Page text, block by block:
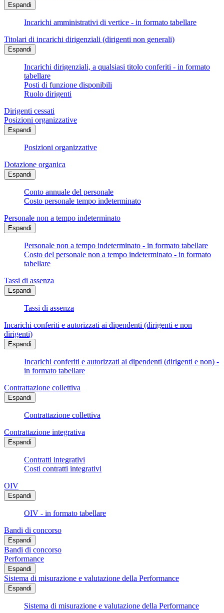
Espandi
Incarichi amministrativi di vertice - in formato tabellare
Titolari di incarichi dirigenziali (dirigenti non generali)
Espandi
Incarichi dirigenziali, a qualsiasi titolo conferiti - in formato
tabellare
Posti di funzione disponibili
Ruolo dirigenti
Dirigenti cessati
Posizioni organizzative
Espandi
Posizioni organizzative
Dotazione organica
Espandi
Conto annuale del personale
Costo personale tempo indeterminato
Personale non a tempo indeterminato
Espandi
Personale non a tempo indeterminato - in formato tabellare
Costo del personale non a tempo indeterminato - in formato
tabellare
Tassi di assenza
Espandi
Tassi di assenza
Incarichi conferiti e autorizzati ai dipendenti (dirigenti e non
dirigenti)
Espandi
Incarichi conferiti e autorizzati ai dipendenti (dirigenti e non) -
in formato tabellare
Contrattazione collettiva
Espandi
Contrattazione collettiva
Contrattazione integrativa
Espandi
Contratti integrativi
Costi contratti integrativi
OIV
Espandi
OIV - in formato tabellare
Bandi di concorso
Espandi
Bandi di concorso
Performance
Espandi
Sistema di misurazione e valutazione della Performance
Espandi
Sistema di misurazione e valutazione della Performance